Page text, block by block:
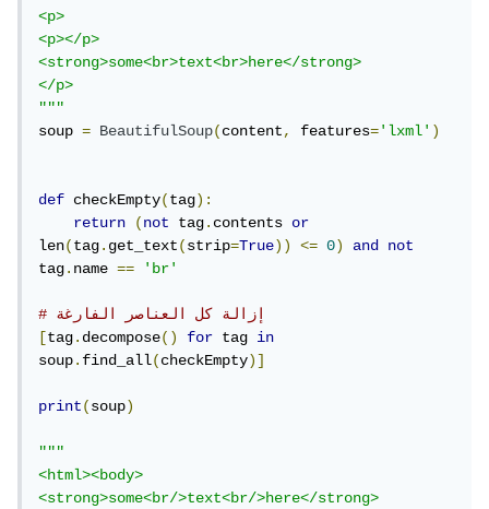
<p>
<p></p>
<strong>some<br>text<br>here</strong>
</p>
"""
soup = BeautifulSoup(content, features='lxml')
def checkEmpty(tag):
return
(not tag.contents or
len(tag.get_text(strip=True)) <= 0) and
not
tag.name == 'br'
# إزالة كل العناصر الفارغة
[tag.decompose() for tag in
soup.find_all(checkEmpty)]
print(soup)
"""
<html><body>
<strong>some<br/>text<br/>here</strong>